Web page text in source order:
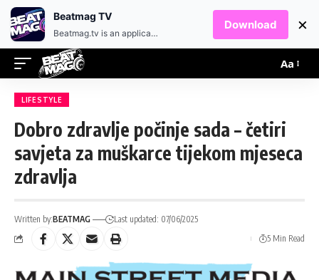
Aa
LIFESTYLE
Dobro zdravlje počinje sada – četiri
savjeta za muškarce tijekom mjeseca
zdravlja
Written by:BEATMAG
Last updated: 07/06/2025
5 Min Read
Beatmag TV
Beatmag.tv is an application designed for fans of electronic music.
Download ×